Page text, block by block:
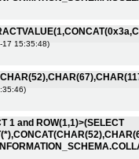
17 15:35:48)
1 and ROW(1,1)>(SELECT